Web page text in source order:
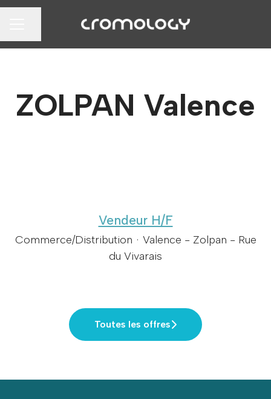
Partager la page
ZOLPAN Valence
Vendeur H/F
Commerce/Distribution · Valence - Zolpan - Rue
du Vivarais
Toutes les offres